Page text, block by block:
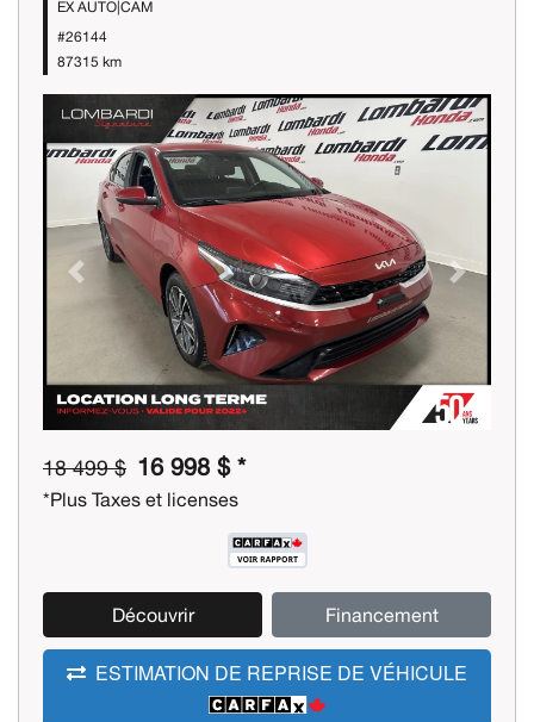
EX AUTO|CAM
#26144
87315 km
Previous Next
18 499 $ 16 998 $ *
*Plus Taxes et licenses
Découvrir Financement
ESTIMATION DE REPRISE DE VÉHICULE